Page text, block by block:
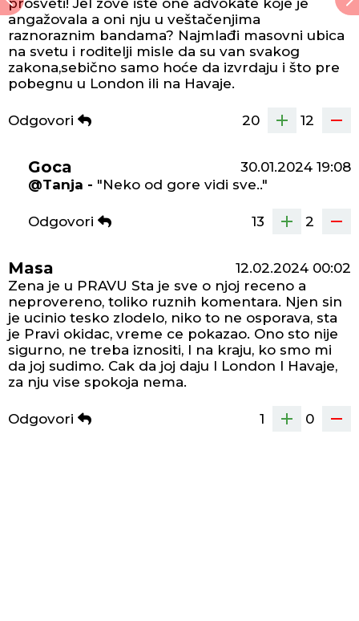
prosveti! Jel zove iste one advokate koje je
angažovala a oni nju u veštačenjima
raznoraznim bandama? Najmlađi masovni ubica
na svetu i roditelji misle da su van svakog
zakona,sebično samo hoće da izvrdaju i što pre
pobegnu u London ili na Havaje.
Odgovori 20 12
Goca 30.01.2024 19:08
@Tanja - "Neko od gore vidi sve.."
Odgovori 13 2
Masa 12.02.2024 00:02
Zena je u PRAVU Sta je sve o njoj receno a
neprovereno, toliko ruznih komentara. Njen sin
je ucinio tesko zlodelo, niko to ne osporava, sta
je Pravi okidac, vreme ce pokazao. Ono sto nije
sigurno, ne treba iznositi, I na kraju, ko smo mi
da joj sudimo. Cak da joj daju I London I Havaje,
za nju vise spokoja nema.
Odgovori 1 0